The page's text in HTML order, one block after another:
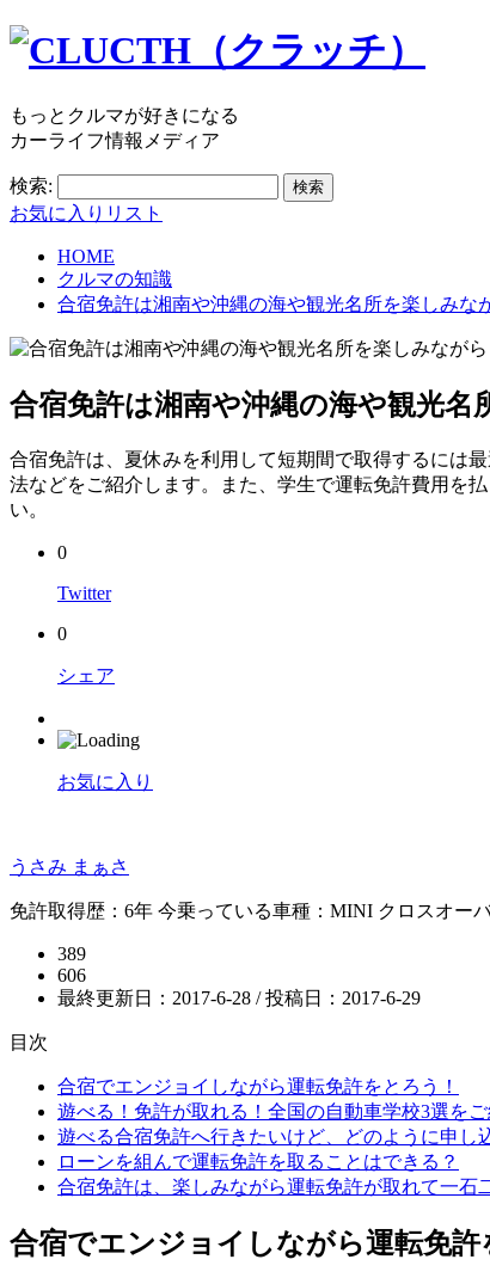
もっとクルマが好きになる
カーライフ情報メディア
検索:
お気に入りリスト
HOME
クルマの知識
合宿免許は湘南や沖縄の海や観光名所を楽しみな
合宿免許は湘南や沖縄の海や観光
合宿免許は、夏休みを利用して短期間で取得するには
法などをご紹介します。また、学生で運転免許費用を
い。
0
Twitter
0
シェア
お気に入り
うさみ まぁさ
免許取得歴：6年 今乗っている車種：MINI クロスオー
389
606
最終更新日：2017-6-28 / 投稿日： 2017-6-29
目次
合宿でエンジョイしながら運転免許をとろう！
遊べる！免許が取れる！全国の自動車学校3選を
遊べる合宿免許へ行きたいけど、どのように申し
ローンを組んで運転免許を取ることはできる？
合宿免許は、楽しみながら運転免許が取れて一石
合宿でエンジョイしながら運転免許